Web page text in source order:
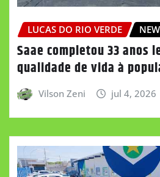
LUCAS DO RIO VERDE
Saae completou 33 anos
qualidade de vida à
Vilson Zeni jul 4, 2026